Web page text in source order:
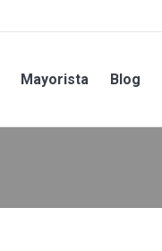
Mayorista Blog